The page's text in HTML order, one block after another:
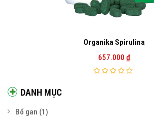
DANH MỤC
Bổ gan (1)
Organika Spirulina
657.000 ₫